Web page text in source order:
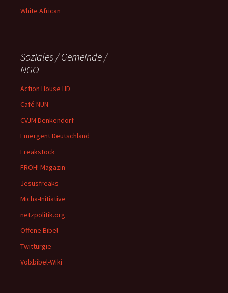
White African
Soziales / Gemeinde /
NGO
Action House HD
Café NUN
CVJM Denkendorf
Emergent Deutschland
Freakstock
FROH! Magazin
Jesusfreaks
Micha-Initiative
netzpolitik.org
Offene Bibel
Twitturgie
Volxbibel-Wiki